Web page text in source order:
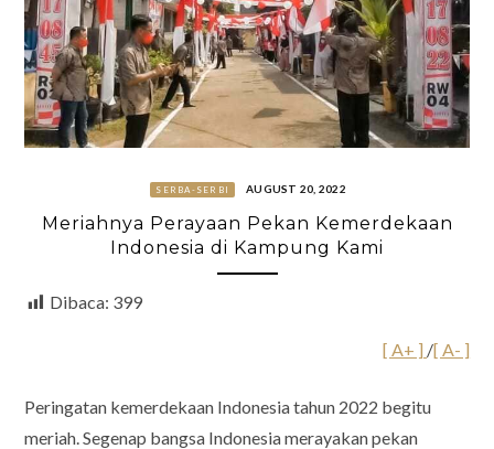
SERBA-SERBI AUGUST 20, 2022
Meriahnya Perayaan Pekan Kemerdekaan
Indonesia di Kampung Kami
Dibaca: 399
[ A+ ] /[ A- ]
Peringatan kemerdekaan Indonesia tahun 2022 begitu
meriah. Segenap bangsa Indonesia merayakan pekan